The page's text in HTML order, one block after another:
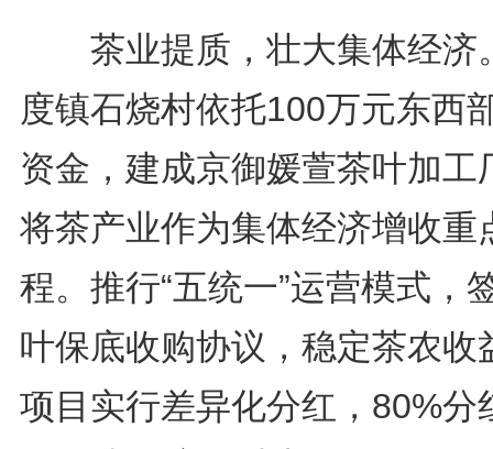
茶业提质，壮大集体经济
度镇石烧村依托100万元东西
资金，建成京御媛萱茶叶加工
将茶产业作为集体经济增收重
程。推行“五统一”运营模式，
叶保底收购协议，稳定茶农收
项目实行差异化分红，80%分